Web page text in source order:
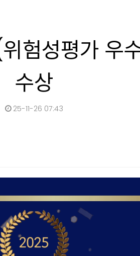
험성평가 우
수상
25-11-26 07:43